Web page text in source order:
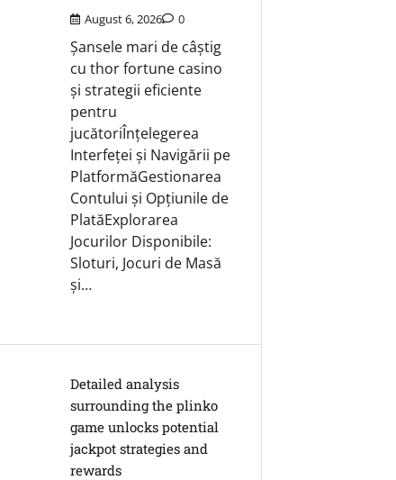
August 6, 2026 0
Șansele mari de câștig
cu thor fortune casino
și strategii eficiente
pentru
jucătoriÎnțelegerea
Interfeței și Navigării pe
PlatformăGestionarea
Contului și Opțiunile de
PlatăExplorarea
Jocurilor Disponibile:
Sloturi, Jocuri de Masă
și…
Detailed analysis
surrounding the plinko
game unlocks potential
jackpot strategies and
rewards